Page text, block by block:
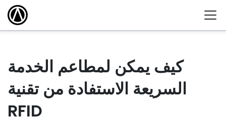
كيف يمكن لمطاعم الخدمة
السريعة الاستفادة من تقنية
RFID